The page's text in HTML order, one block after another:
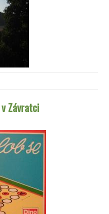
Závratci